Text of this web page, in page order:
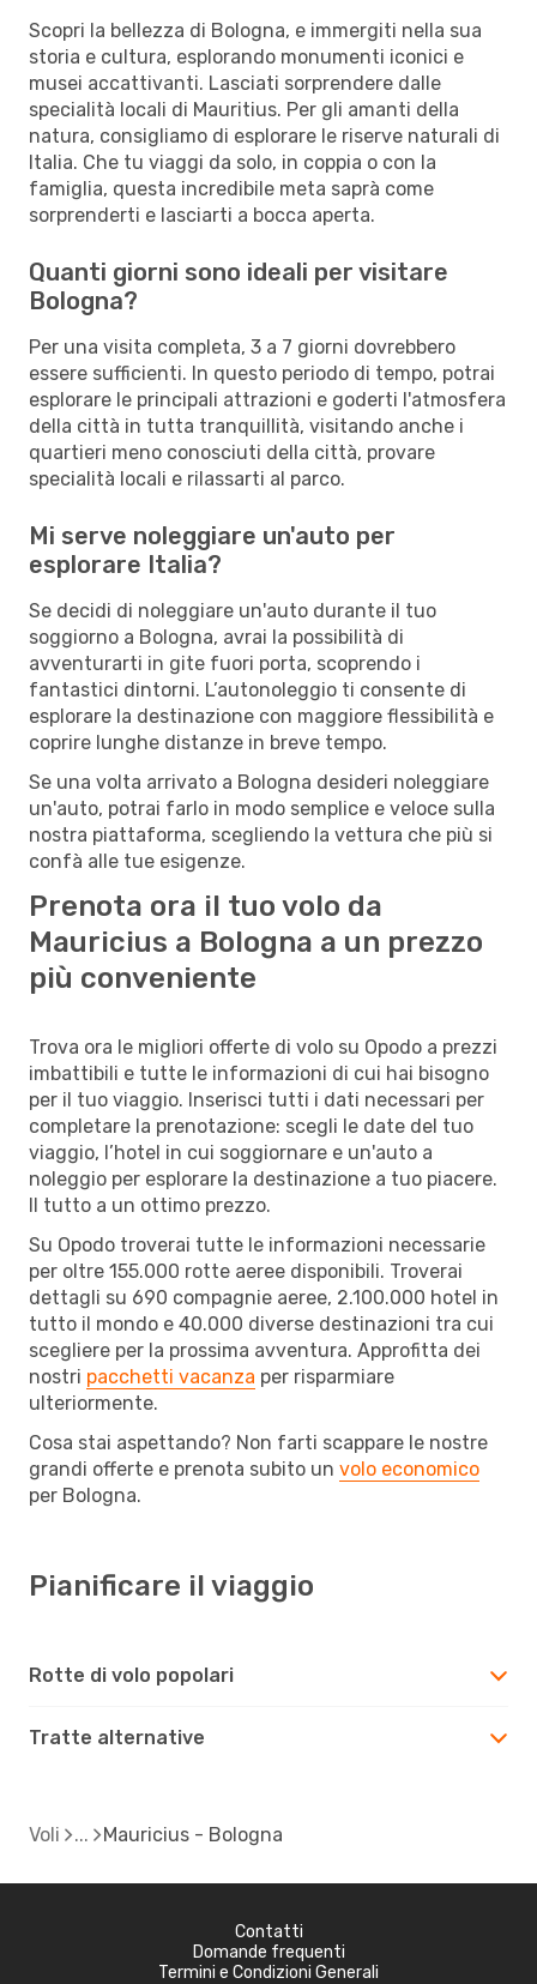
Scopri la bellezza di Bologna, e immergiti nella sua
storia e cultura, esplorando monumenti iconici e
musei accattivanti. Lasciati sorprendere dalle
specialità locali di Mauritius. Per gli amanti della
natura, consigliamo di esplorare le riserve naturali di
Italia. Che tu viaggi da solo, in coppia o con la
famiglia, questa incredibile meta saprà come
sorprenderti e lasciarti a bocca aperta.
Quanti giorni sono ideali per visitare
Bologna?
Per una visita completa, 3 a 7 giorni dovrebbero
essere sufficienti. In questo periodo di tempo, potrai
esplorare le principali attrazioni e goderti l'atmosfera
della città in tutta tranquillità, visitando anche i
quartieri meno conosciuti della città, provare
specialità locali e rilassarti al parco.
Mi serve noleggiare un'auto per
esplorare Italia?
Se decidi di noleggiare un'auto durante il tuo
soggiorno a Bologna, avrai la possibilità di
avventurarti in gite fuori porta, scoprendo i
fantastici dintorni. L’autonoleggio ti consente di
esplorare la destinazione con maggiore flessibilità e
coprire lunghe distanze in breve tempo.
Se una volta arrivato a Bologna desideri noleggiare
un'auto, potrai farlo in modo semplice e veloce sulla
nostra piattaforma, scegliendo la vettura che più si
confà alle tue esigenze.
Prenota ora il tuo volo da
Mauricius a Bologna a un prezzo
più conveniente
Trova ora le migliori offerte di volo su Opodo a prezzi
imbattibili e tutte le informazioni di cui hai bisogno
per il tuo viaggio. Inserisci tutti i dati necessari per
completare la prenotazione: scegli le date del tuo
viaggio, l’hotel in cui soggiornare e un'auto a
noleggio per esplorare la destinazione a tuo piacere.
Il tutto a un ottimo prezzo.
Su Opodo troverai tutte le informazioni necessarie
per oltre 155.000 rotte aeree disponibili. Troverai
dettagli su 690 compagnie aeree, 2.100.000 hotel in
tutto il mondo e 40.000 diverse destinazioni tra cui
scegliere per la prossima avventura. Approfitta dei
nostri pacchetti vacanza per risparmiare
ulteriormente.
Cosa stai aspettando? Non farti scappare le nostre
grandi offerte e prenota subito un volo economico
per Bologna.
Pianificare il viaggio
Rotte di volo popolari
Tratte alternative
Voli Mauricius - Bologna
Contatti
Domande frequenti
Termini e Condizioni Generali